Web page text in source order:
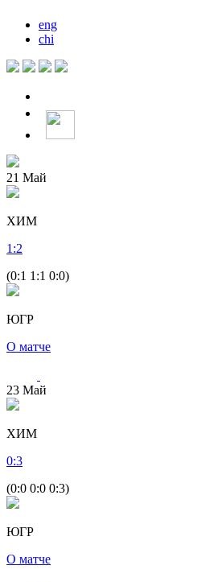
eng
chi
21 Май
ХИМ
1 :2
(0:1 1:1 0:0)
ЮГР
О матче
23 Май
ХИМ
0:3
(0:0 0:0 0:3)
ЮГР
О матче